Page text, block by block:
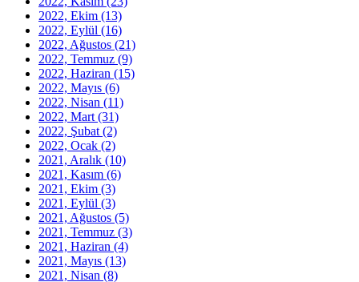
2022, Ekim (13)
2022, Eylül (16)
2022, Ağustos (21)
2022, Temmuz (9)
2022, Haziran (15)
2022, Mayıs (6)
2022, Nisan (11)
2022, Mart (31)
2022, Şubat (2)
2022, Ocak (2)
2021, Aralık (10)
2021, Kasım (6)
2021, Ekim (3)
2021, Eylül (3)
2021, Ağustos (5)
2021, Temmuz (3)
2021, Haziran (4)
2021, Mayıs (13)
2021, Nisan (8)